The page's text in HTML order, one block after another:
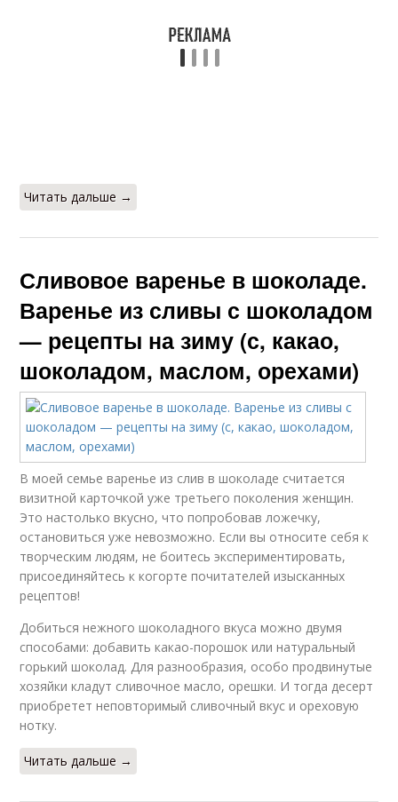
Сливочное варение
орехом
Читать дальше →
Сливовое варенье в шоколаде.
Варенье из сливы с шоколадом
— рецепты на зиму (с, какао,
шоколадом, маслом, орехами)
В моей семье варенье из слив в шоколаде считается
визитной карточкой уже третьего поколения женщин.
Это настолько вкусно, что попробовав ложечку,
остановиться уже невозможно. Если вы относите себя к
творческим людям, не боитесь экспериментировать,
присоединяйтесь к когорте почитателей изысканных
рецептов!
Добиться нежного шоколадного вкуса можно двумя
способами: добавить какао-порошок или натуральный
горький шоколад. Для разнообразия, особо продвинутые
хозяйки кладут сливочное масло, орешки. И тогда десерт
приобретет неповторимый сливочный вкус и ореховую
нотку.
Читать дальше →